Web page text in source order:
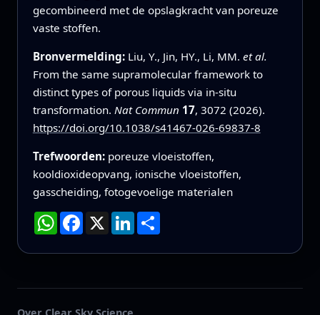
gecombineerd met de opslagkracht van poreuze
vaste stoffen.
Bronvermelding: Liu, Y., Jin, HY., Li, MM. et al.
From the same supramolecular framework to
distinct types of porous liquids via in-situ
transformation. Nat Commun 17, 3072 (2026).
https://doi.org/10.1038/s41467-026-69837-8
Trefwoorden: poreuze vloeistoffen,
kooldioxideopvang, ionische vloeistoffen,
gasscheiding, fotogevoelige materialen
WhatsApp
Facebook
X LinkedIn
Deel